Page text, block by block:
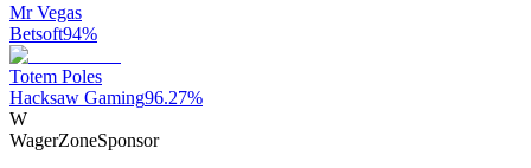
Mr Vegas
Betsoft94%
Totem Poles
Hacksaw Gaming96.27%
W
WagerZoneSponsor